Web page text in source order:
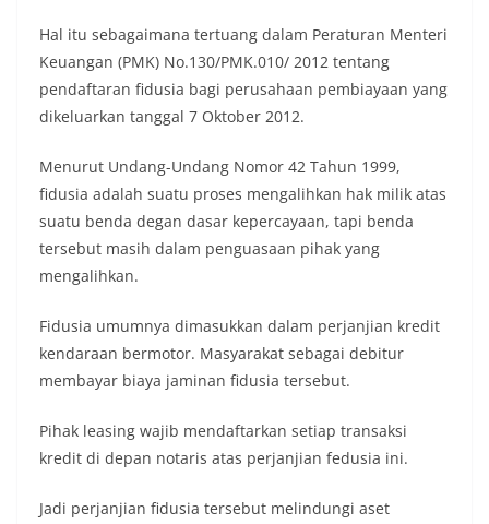
‪Hal itu sebagaimana tertuang dalam Peraturan Menteri
Keuangan (PMK) No.130/PMK.010/ 2012 tentang
pendaftaran fidusia bagi perusahaan pembiayaan yang
dikeluarkan tanggal 7 Oktober 2012.
‪Menurut Undang-Undang Nomor 42 Tahun 1999,
fidusia adalah suatu proses mengalihkan hak milik atas
suatu benda degan dasar kepercayaan, tapi benda
tersebut masih dalam penguasaan pihak yang
mengalihkan.
‪Fidusia umumnya dimasukkan dalam perjanjian kredit
kendaraan bermotor. Masyarakat sebagai debitur
membayar biaya jaminan fidusia tersebut.
‪Pihak leasing wajib mendaftarkan setiap transaksi
kredit di depan notaris atas perjanjian fedusia ini.
‪Jadi perjanjian fidusia tersebut melindungi aset